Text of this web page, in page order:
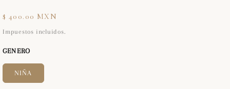
Precio
habitual
$ 400.00 MXN
Impuestos incluidos.
GENERO
NIÑA